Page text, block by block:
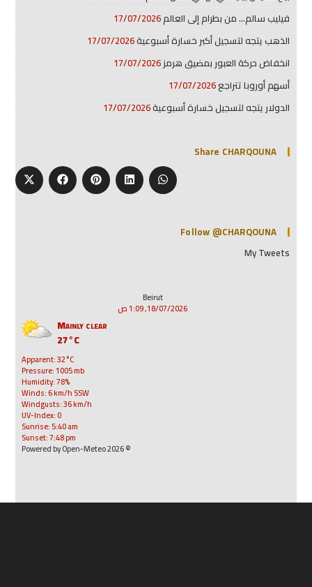
فيليب سالم… من بطرام إلى العالم17/07/2026
الذهب يتجه لتسجيل أكبر خسارة أسبوعية17/07/2026
انخفاض حركة العبور بمضيق هرمز17/07/2026
أسهم أوروبا تتراجع17/07/2026
الدولار يتجه لتسجيل خسارة أسبوعية17/07/2026
Share CHARQOUNA
Follow @CHARQOUNA
My Tweets
Beirut
18/07/2026, 1:09 ص
Mainly clear
27°C
Apparent: 32°C
Pressure: 1005 mb
Humidity: 78%
Winds: 6 km/h SSW
Windgusts: 36 km/h
UV-Index: 0
Sunrise: 5:40 am
Sunset: 7:48 pm
© 2026 Powered by Open-Meteo